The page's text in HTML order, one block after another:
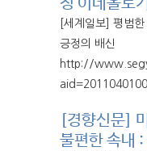
[세계일보] 평범
긍정의 배신
http://
[경향신문]
불편한 속내